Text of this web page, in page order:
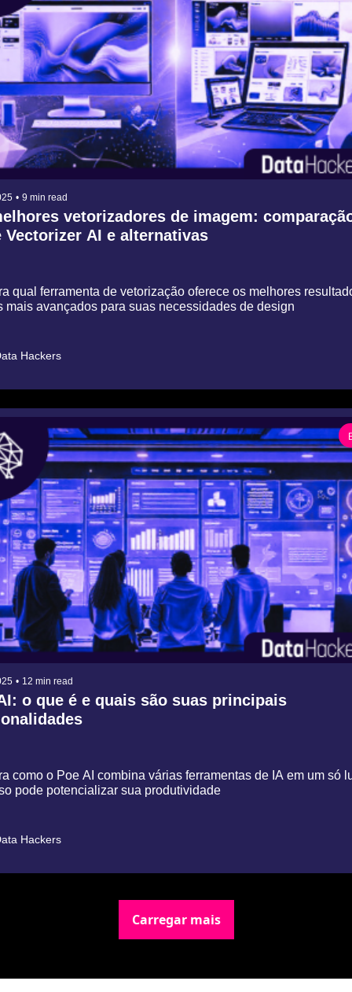
• 9 min read
vetorizadores de imagem:
Vectorizer AI e alternativas
qual ferramenta de vetorização oferece os melhores
mais avançados para suas necessidades de design
Hackers
• 12 min read
o que é e quais são suas principais
como o Poe AI combina várias ferramentas de IA em um só
pode potencializar sua produtividade
Hackers
Carregar mais